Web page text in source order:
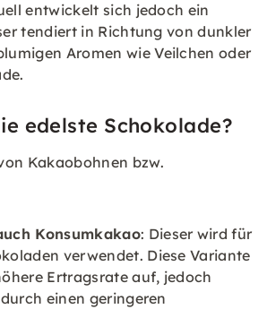
entwickelt sich jedoch ein
tendiert in Richtung von dunkler
Aromen wie Veilchen oder
edelste Schokolade?
Kakaobohnen bzw.
Konsumkakao: Dieser wird für
verwendet. Diese Variante
Ertragsrate auf, jedoch
einen geringeren